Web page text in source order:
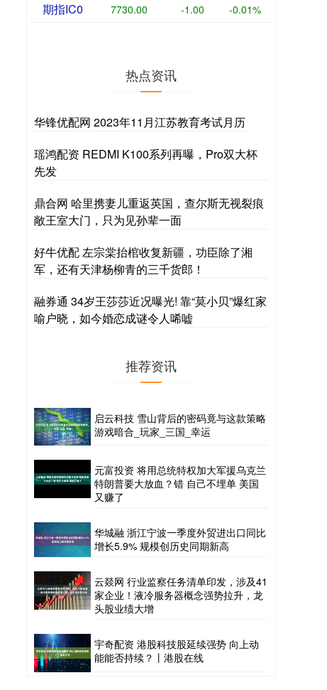
期指IC0 7730.00 -1.00 -0.01%
热点资讯
华锋优配网 2023年11月江苏教育考试月历
瑶鸿配资 REDMI K100系列再曝，Pro双大杯
先发
鼎合网 哈里携妻儿重返英国，查尔斯无视裂痕
敞王室大门，只为见孙辈一面
好牛优配 左宗棠抬棺收复新疆，功臣除了湘
军，还有天津杨柳青的三千货郎！
融券通 34岁王莎莎近况曝光! 靠“莫小贝”爆红家
喻户晓，如今婚恋成谜令人唏嘘
推荐资讯
启云科技 雪山背后的密码竟与这款策略
游戏暗合_玩家_三国_幸运
元富投资 将用总统特权加大军援乌克兰
特朗普要大放血？错 自己不埋单 美国
又赚了
华城融 浙江宁波一季度外贸进出口同比
增长5.9% 规模创历史同期新高
云燚网 行业监察任务清单印发，涉及41
家企业！液冷服务器概念强势拉升，龙
头股业绩大增
宇奇配资 港股科技股延续强势 向上动
能能否持续？丨港股在线